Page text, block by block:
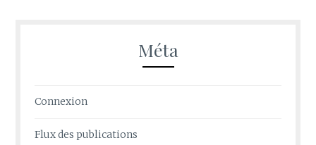
Méta
Connexion
Flux des publications